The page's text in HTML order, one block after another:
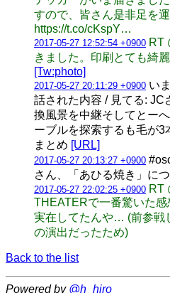
すので、皆さん是非足を
https://t.co/cKspY…
2017-05-27 12:52:54 +0900 RT
きました。印刷とても綺
[Tw:photo]
2017-05-27 20:11:29 +0900 い
話された内容 / 見てる: JC
換風景を中継そしてとー
ーブルを探索するも毛が
まとめ [URL]
2017-05-27 20:13:27 +0900
さん、「あひる焼き」に
2017-05-27 22:02:25 +0900 RT
THEATERで一番驚いた
実在してたんや… (前参戦
の演出だったため)
Back to the list
Powered by @h_hiro_